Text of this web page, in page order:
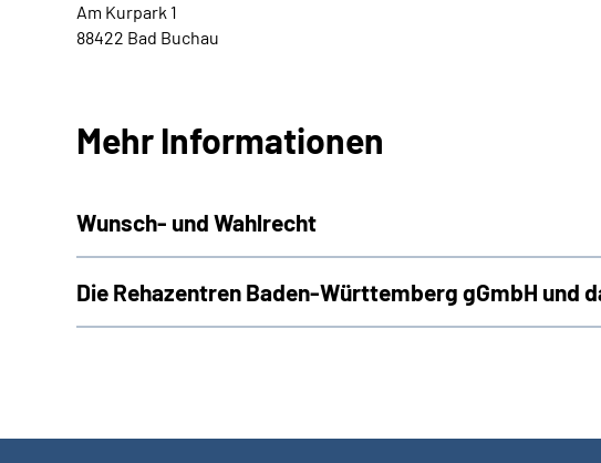
Am Kurpark 1
88422 Bad Buchau
Mehr Informationen
Wunsch- und Wahlrecht
Die Rehazentren Baden-Württemberg gGmbH und